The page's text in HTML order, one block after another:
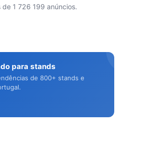
1 726 199 anúncios.
para stands
de 800+ stands e